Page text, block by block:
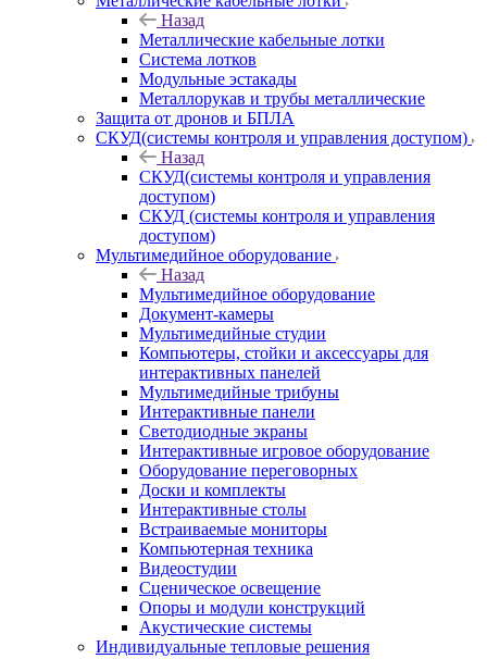
Назад
Металлические кабельные лотки
Система лотков
Модульные эстакады
Металлорукав и трубы металлические
Защита от дронов и БПЛА
СКУД(системы контроля и управления доступом)
Назад
СКУД(системы контроля и управления
доступом)
СКУД (системы контроля и управления
доступом)
Мультимедийное оборудование
Назад
Мультимедийное оборудование
Документ-камеры
Мультимедийные студии
Компьютеры, стойки и аксессуары для
интерактивных панелей
Мультимедийные трибуны
Интерактивные панели
Светодиодные экраны
Интерактивные игровое оборудование
Оборудование переговорных
Доски и комплекты
Интерактивные столы
Встраиваемые мониторы
Компьютерная техника
Видеостудии
Cценическое освещение
Опоры и модули конструкций
Акустические системы
Индивидуальные тепловые решения